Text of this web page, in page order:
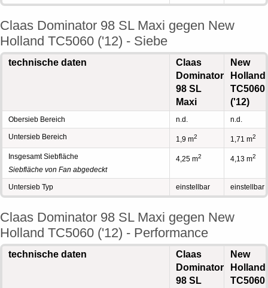
Claas Dominator 98 SL Maxi gegen New
Holland TC5060 ('12) - Siebe
technische daten
Claas
Dominator
98 SL
Maxi
New
Holland
TC5060
('12)
Obersieb Bereich n.d. n.d.
Untersieb Bereich 1,9 m2 1,71 m2
Insgesamt Siebfläche
Siebfläche von Fan abgedeckt
4,25 m2 4,13 m2
Untersieb Typ einstellbar einstellbar
Claas Dominator 98 SL Maxi gegen New
Holland TC5060 ('12) - Performance
technische daten
Claas
Dominator
98 SL
New
Holland
TC5060